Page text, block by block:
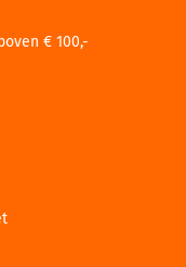
€ 100,-